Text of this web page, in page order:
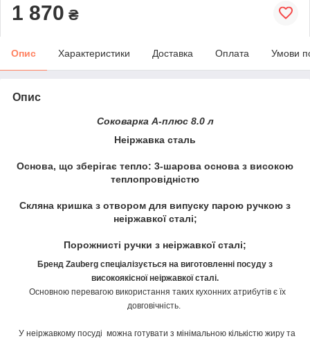
1 870 ₴
Опис Характеристики Доставка Оплата Умови
Опис
Соковарка А-плюс 8.0 л
Неіржавка сталь
Основа, що зберігає тепло: 3-шарова основа з високою
теплопровідністю
Скляна кришка з отвором для випуску парою ручкою з
неіржавкої сталі;
Порожнисті ручки з неіржавкої сталі;
Бренд Zauberg спеціалізується на виготовленні посуду з
високоякісної неіржавкої сталі.
Основною перевагою використання таких кухонних атрибутів є їх
довговічність.
У неіржавкому посуді можна готувати з мінімальною кількістю жиру та